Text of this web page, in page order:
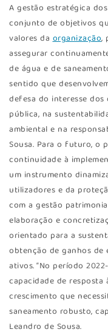
A gestão estratégica
conjunto de objetivos
valores daorganização,
assegurar
de água e de
sentido que
defesa do interesse
pública, na
ambiental e na
Sousa. Para o futuro, o
continuidade à
um instrumento
utilizadores e da
com a gestão
elaboração e
orientado para a
obtenção de ganhos
ativos. “No período
capacidade de resposta
crescimento que
saneamento robusto,
Leandro de Sousa.